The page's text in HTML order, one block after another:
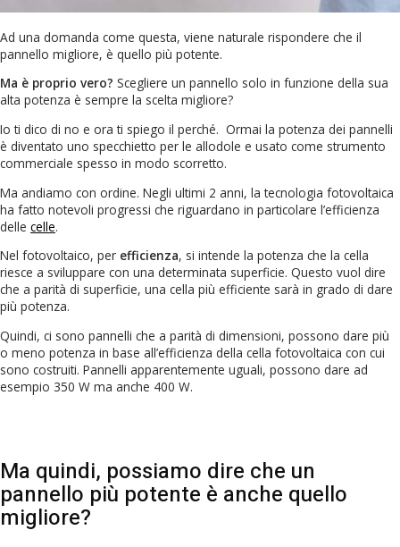
Ad una domanda come questa, viene naturale rispondere che il
pannello migliore, è quello più potente.
Ma è proprio vero? Scegliere un pannello solo in funzione della sua
alta potenza è sempre la scelta migliore?
Io ti dico di no e ora ti spiego il perché. Ormai la potenza dei pannelli
è diventato uno specchietto per le allodole e usato come strumento
commerciale spesso in modo scorretto.
Ma andiamo con ordine. Negli ultimi 2 anni, la tecnologia fotovoltaica
ha fatto notevoli progressi che riguardano in particolare l’efficienza
delle celle.
Nel fotovoltaico, per efficienza, si intende la potenza che la cella
riesce a sviluppare con una determinata superficie. Questo vuol dire
che a parità di superficie, una cella più efficiente sarà in grado di dare
più potenza.
Quindi, ci sono pannelli che a parità di dimensioni, possono dare più
o meno potenza in base all’efficienza della cella fotovoltaica con cui
sono costruiti. Pannelli apparentemente uguali, possono dare ad
esempio 350 W ma anche 400 W.
Ma quindi, possiamo dire che un
pannello più potente è anche quello
migliore?